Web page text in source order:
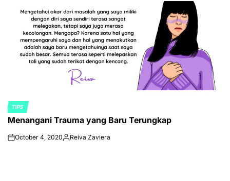
POSTED
IN
TIPS
Menangani Trauma yang Baru Terungkap
onOctober 4, 2020Posted
Reiva Zaviera